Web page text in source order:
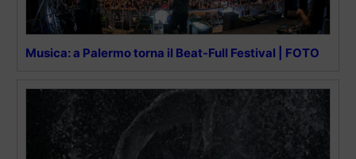
Musica: a Palermo torna il Beat-Full Festival | FOTO